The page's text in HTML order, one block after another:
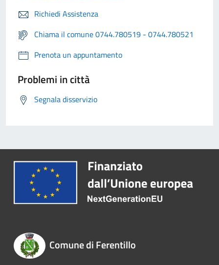
Richiedi Assistenza
Chiama il comune 0744.780519 - 0744.780521
Prenota un appuntamento
Problemi in città
Segnala disservizio
Comune di Ferentillo